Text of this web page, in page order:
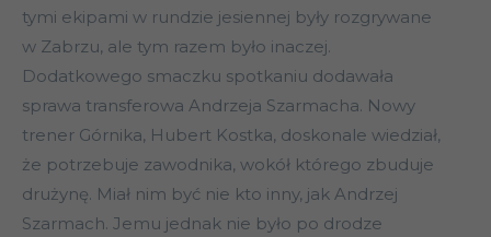
tymi ekipami w rundzie jesiennej były rozgrywane
w Zabrzu, ale tym razem było inaczej.
Dodatkowego smaczku spotkaniu dodawała
sprawa transferowa Andrzeja Szarmacha. Nowy
trener Górnika, Hubert Kostka, doskonale wiedział,
że potrzebuje zawodnika, wokół którego zbuduje
drużynę. Miał nim być nie kto inny, jak Andrzej
Szarmach. Jemu jednak nie było po drodze